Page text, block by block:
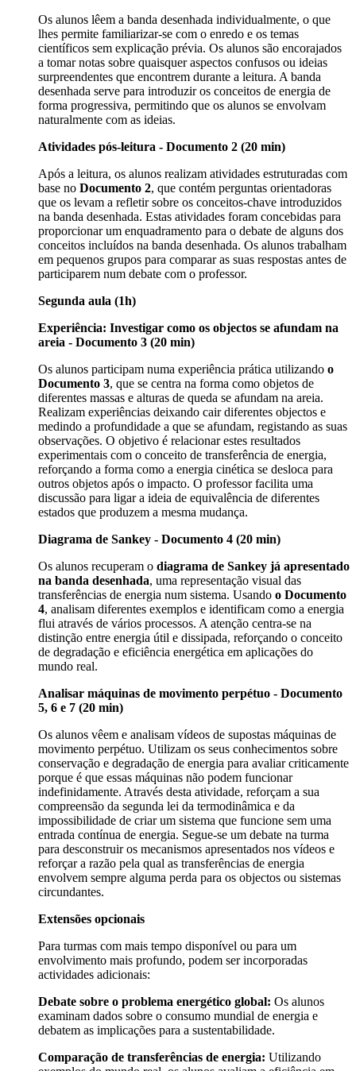
Os alunos lêem a banda desenhada individualmente, o que
lhes permite familiarizar-se com o enredo e os temas
científicos sem explicação prévia. Os alunos são encorajados
a tomar notas sobre quaisquer aspectos confusos ou ideias
surpreendentes que encontrem durante a leitura. A banda
desenhada serve para introduzir os conceitos de energia de
forma progressiva, permitindo que os alunos se envolvam
naturalmente com as ideias.
Atividades pós-leitura - Documento 2 (20 min)
Após a leitura, os alunos realizam atividades estruturadas com
base no Documento 2, que contém perguntas orientadoras
que os levam a refletir sobre os conceitos-chave introduzidos
na banda desenhada. Estas atividades foram concebidas para
proporcionar um enquadramento para o debate de alguns dos
conceitos incluídos na banda desenhada. Os alunos trabalham
em pequenos grupos para comparar as suas respostas antes de
participarem num debate com o professor.
Segunda aula (1h)
Experiência: Investigar como os objectos se afundam na
areia - Documento 3 (20 min)
Os alunos participam numa experiência prática utilizando o
Documento 3, que se centra na forma como objetos de
diferentes massas e alturas de queda se afundam na areia.
Realizam experiências deixando cair diferentes objectos e
medindo a profundidade a que se afundam, registando as suas
observações. O objetivo é relacionar estes resultados
experimentais com o conceito de transferência de energia,
reforçando a forma como a energia cinética se desloca para
outros objetos após o impacto. O professor facilita uma
discussão para ligar a ideia de equivalência de diferentes
estados que produzem a mesma mudança.
Diagrama de Sankey - Documento 4 (20 min)
Os alunos recuperam o diagrama de Sankey já apresentado
na banda desenhada, uma representação visual das
transferências de energia num sistema. Usando o Documento
4, analisam diferentes exemplos e identificam como a energia
flui através de vários processos. A atenção centra-se na
distinção entre energia útil e dissipada, reforçando o conceito
de degradação e eficiência energética em aplicações do
mundo real.
Analisar máquinas de movimento perpétuo - Documento
5, 6 e 7 (20 min)
Os alunos vêem e analisam vídeos de supostas máquinas de
movimento perpétuo. Utilizam os seus conhecimentos sobre
conservação e degradação de energia para avaliar criticamente
porque é que essas máquinas não podem funcionar
indefinidamente. Através desta atividade, reforçam a sua
compreensão da segunda lei da termodinâmica e da
impossibilidade de criar um sistema que funcione sem uma
entrada contínua de energia. Segue-se um debate na turma
para desconstruir os mecanismos apresentados nos vídeos e
reforçar a razão pela qual as transferências de energia
envolvem sempre alguma perda para os objectos ou sistemas
circundantes.
Extensões opcionais
Para turmas com mais tempo disponível ou para um
envolvimento mais profundo, podem ser incorporadas
actividades adicionais:
Debate sobre o problema energético global: Os alunos
examinam dados sobre o consumo mundial de energia e
debatem as implicações para a sustentabilidade.
Comparação de transferências de energia: Utilizando